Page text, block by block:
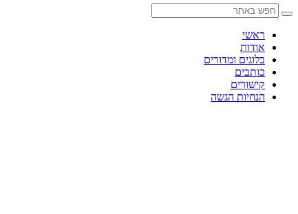
Skip
contentראשי
אודות
בלוגים ומדורים
כותבים
קישורים
הנחיות הגשה